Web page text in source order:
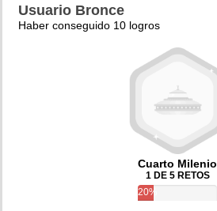
Usuario Bronce
Haber conseguido 10 logros
Cuarto Milenio
1 DE 5 RETOS
20%